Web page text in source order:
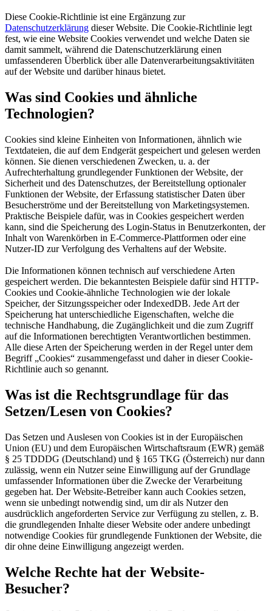
Diese Cookie-Richtlinie ist eine Ergänzung zur
Datenschutzerklärung dieser Website. Die Cookie-Richtlinie legt
fest, wie eine Website Cookies verwendet und welche Daten sie
damit sammelt, während die Datenschutzerklärung einen
umfassenderen Überblick über alle Datenverarbeitungsaktivitäten
auf der Website und darüber hinaus bietet.
Was sind Cookies und ähnliche
Technologien?
Cookies sind kleine Einheiten von Informationen, ähnlich wie
Textdateien, die auf dem Endgerät gespeichert und gelesen werden
können. Sie dienen verschiedenen Zwecken, u. a. der
Aufrechterhaltung grundlegender Funktionen der Website, der
Sicherheit und des Datenschutzes, der Bereitstellung optionaler
Funktionen der Website, der Erfassung statistischer Daten über
Besucherströme und der Bereitstellung von Marketingsystemen.
Praktische Beispiele dafür, was in Cookies gespeichert werden
kann, sind die Speicherung des Login-Status in Benutzerkonten, der
Inhalt von Warenkörben in E-Commerce-Plattformen oder eine
Nutzer-ID zur Verfolgung des Verhaltens auf der Website.
Die Informationen können technisch auf verschiedene Arten
gespeichert werden. Die bekanntesten Beispiele dafür sind HTTP-
Cookies und Cookie-ähnliche Technologien wie der lokale
Speicher, der Sitzungsspeicher oder IndexedDB. Jede Art der
Speicherung hat unterschiedliche Eigenschaften, welche die
technische Handhabung, die Zugänglichkeit und die zum Zugriff
auf die Informationen berechtigten Verantwortlichen bestimmen.
Alle diese Arten der Speicherung werden in der Regel unter dem
Begriff „Cookies“ zusammengefasst und daher in dieser Cookie-
Richtlinie auch so genannt.
Was ist die Rechtsgrundlage für das
Setzen/Lesen von Cookies?
Das Setzen und Auslesen von Cookies ist in der Europäischen
Union (EU) und dem Europäischen Wirtschaftsraum (EWR) gemäß
§ 25 TDDDG (Deutschland) und § 165 TKG (Österreich) nur dann
zulässig, wenn ein Nutzer seine Einwilligung auf der Grundlage
umfassender Informationen über die Zwecke der Verarbeitung
gegeben hat. Der Website-Betreiber kann auch Cookies setzen,
wenn sie unbedingt notwendig sind, um dir als Nutzer den
ausdrücklich angeforderten Service zur Verfügung zu stellen, z. B.
die grundlegenden Inhalte dieser Website oder andere unbedingt
notwendige Cookies für grundlegende Funktionen der Website, die
dir ohne deine Einwilligung angezeigt werden.
Welche Rechte hat der Website-
Besucher?